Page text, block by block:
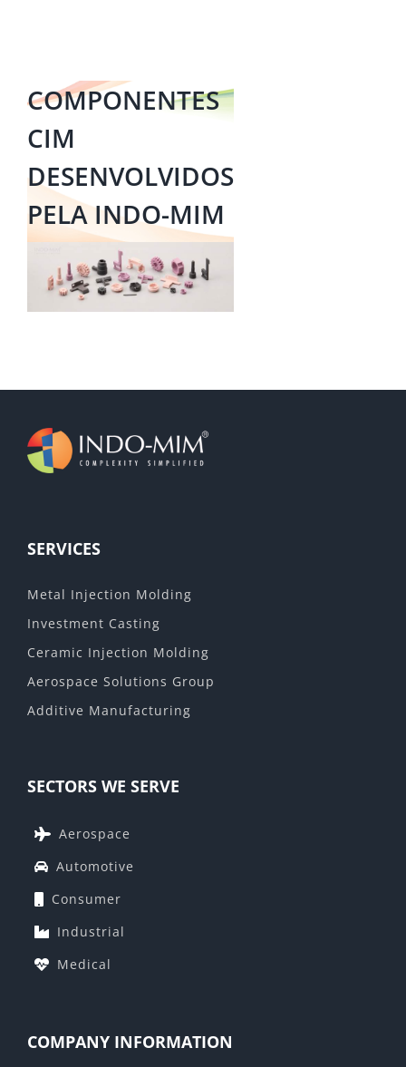
COMPONENTES
CIM
DESENVOLVIDOS
PELA INDO-MIM
SERVICES
Metal Injection Molding
Investment Casting
Ceramic Injection Molding
Aerospace Solutions Group
Additive Manufacturing
SECTORS WE SERVE
Aerospace
Automotive
Consumer
Industrial
Medical
COMPANY INFORMATION